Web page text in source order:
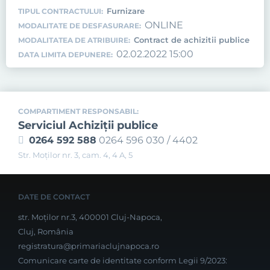
TIPUL CONTRACTULUI: Furnizare
MODALITATE DE DESFASURARE: ONLINE
MODALITATEA DE ATRIBUIRE: Contract de achizitii publice
DATA LIMITA DEPUNERE: 02.02.2022 15:00
COMPARTIMENT RESPONSABIL:
Serviciul Achiziţii publice
0264 592 588 0264 596 030 / 4402
Str. Moţilor nr. 3, cam. 4, 4 A, 5
DATE DE CONTACT
str. Moților nr.3, 400001 Cluj-Napoca,
Cluj, România
registratura@primariaclujnapoca.ro
Comunicare carte de identitate conform Legii 9/2023: